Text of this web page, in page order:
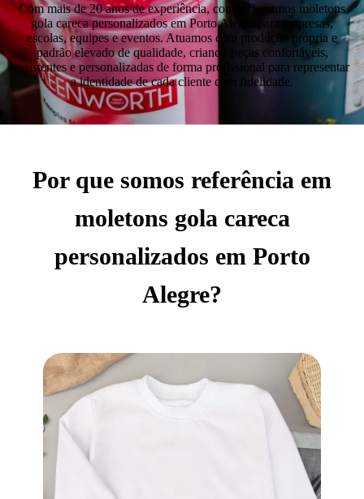
Com mais de 20 anos de experiência, confeccionamos moletons
gola careca personalizados em Porto Alegre para empresas,
escolas, equipes e eventos. Atuamos com produção própria e
padrão elevado de qualidade, criando peças confortáveis,
resistentes e personalizadas de forma profissional para representar
a identidade de cada cliente com fidelidade.
Por que somos referência em
moletons gola careca
personalizados em Porto
Alegre?